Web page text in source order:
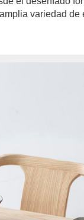
variedad de
author/